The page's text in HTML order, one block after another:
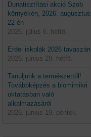
Dunatisztítási akció Szob
környékén, 2026. augusztus
22-én
2026. július 6. hétfő.
Erdei iskolák 2026 tavaszán
2026. június 29. hétfő.
Tanuljunk a természettől!
Továbbképzés a biomimikri
oktatásban való
alkalmazásáról
2026. június 19. péntek.